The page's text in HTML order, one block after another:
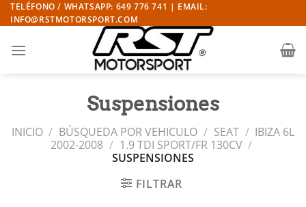
Saltar
al
TELÉFONO / WHATSAPP: 649 776 741 | EMAIL:
INFO@RSTMOTORSPORT.COM
Suspensiones
INICIO / BÚSQUEDA POR VEHICULO / SEAT / IBIZA 6L
2002-2008 / 1.9 TDI SPORT/FR 130CV /
SUSPENSIONES
FILTRAR